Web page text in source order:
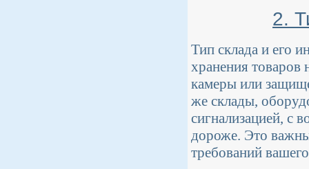
2.
Тип склада и его
хранения
камеры или
же склады,
сигнализацией, с
дороже. Это
требований